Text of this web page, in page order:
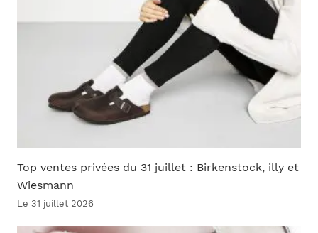
Top ventes privées du 31 juillet : Birkenstock, illy et
Wiesmann
Le 31 juillet 2026